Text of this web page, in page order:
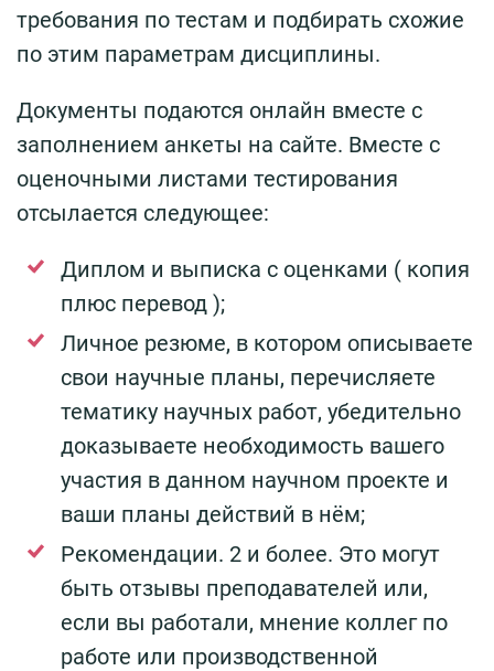
требования по тестам и подбирать схожие
по этим параметрам дисциплины.
Документы подаются онлайн вместе с
заполнением анкеты на сайте. Вместе с
оценочными листами тестирования
отсылается следующее:
Диплом и выписка с оценками ( копия
плюс перевод );
Личное резюме, в котором описываете
свои научные планы, перечисляете
тематику научных работ, убедительно
доказываете необходимость вашего
участия в данном научном проекте и
ваши планы действий в нём;
Рекомендации. 2 и более. Это могут
быть отзывы преподавателей или,
если вы работали, мнение коллег по
работе или производственной